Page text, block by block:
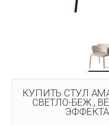
КУПИТЬ СТУЛ
СВЕТЛО-БЕЖ.,